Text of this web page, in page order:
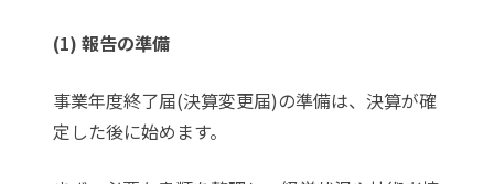
(1) 報告の準備
事業年度終了届(決算変更届)の準備は、決算が確
定した後に始めます。